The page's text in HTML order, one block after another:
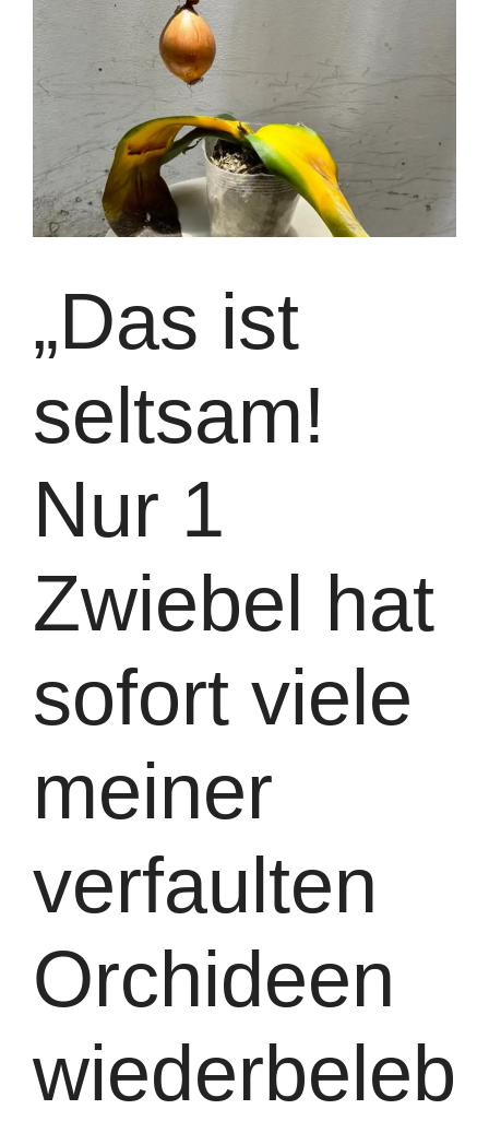
„Das ist
seltsam!
Nur 1
Zwiebel hat
sofort viele
meiner
verfaulten
Orchideen
wiederbeleb